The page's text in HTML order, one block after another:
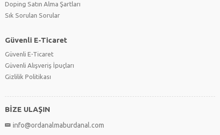
Doping Satın Alma Şartları
Sık Sorulan Sorular
Güvenli E-Ticaret
Güvenli E-Ticaret
Güvenli Alışveriş İpuçları
Gizlilik Politikası
BİZE ULAŞIN
info@ordanalmaburdanal.com